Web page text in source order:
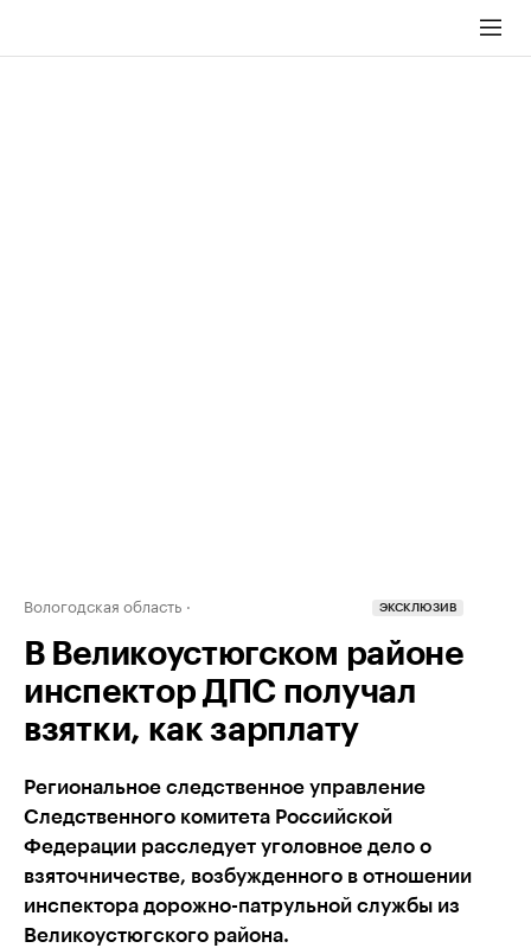
Вологодская область ЭКСКЛЮЗИВ
В Великоустюгском районе
инспектор ДПС получал
взятки, как зарплату
Региональное следственное управление
Следственного комитета Российской
Федерации расследует уголовное дело о
взяточничестве, возбужденного в отношении
инспектора дорожно-патрульной службы из
Великоустюгского района.